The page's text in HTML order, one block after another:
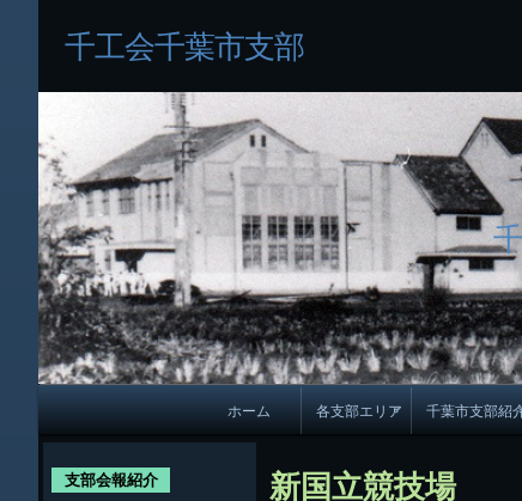
千工会千葉市支部
メ
イ
ン
ホーム 各支部エリア 千葉市支部紹
新国立競技場
支部会報紹介